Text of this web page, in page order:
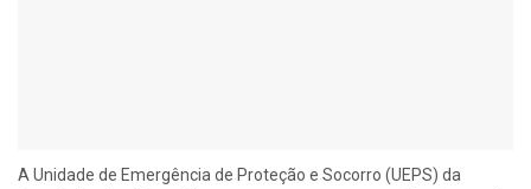
A Unidade de Emergência de Proteção e Socorro (UEPS) da